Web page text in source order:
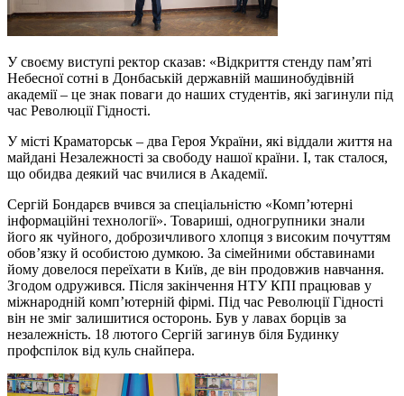
У своєму виступі ректор сказав: «Відкриття стенду пам’яті
Небесної сотні в Донбаській державній машинобудівній
академії – це знак поваги до наших студентів, які загинули під
час Революції Гідності.
У місті Краматорськ – два Героя України, які віддали життя на
майдані Незалежності за свободу нашої країни. І, так сталося,
що обидва деякий час вчилися в Академії.
Сергій Бондарєв вчився за спеціальністю «Комп’ютерні
інформаційні технології». Товариші, одногрупники знали
його як чуйного, доброзичливого хлопця з високим почуттям
обов’язку й особистою думкою. За сімейними обставинами
йому довелося переїхати в Київ, де він продовжив навчання.
Згодом одружився. Після закінчення НТУ КПІ працював у
міжнародній комп’ютерній фірмі. Під час Революції Гідності
він не зміг залишитися осторонь. Був у лавах борців за
незалежність. 18 лютого Сергій загинув біля Будинку
профспілок від куль снайпера.